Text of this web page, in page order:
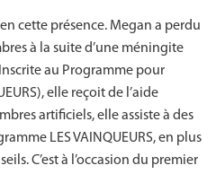
cette présence. Megan a perdu
à la suite d’une méningite
au Programme pour
elle reçoit de l’aide
artificiels, elle assiste à des
LES VAINQUEURS, en plus
C’est à l’occasion du premier